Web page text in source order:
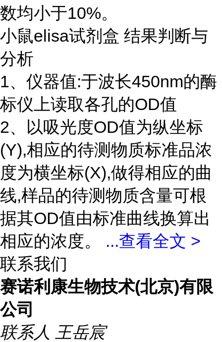
数均小于10%。
小鼠elisa试剂盒 结果判断与
分析
1、仪器值:于波长450nm的酶
标仪上读取各孔的OD值
2、以吸光度OD值为纵坐标
(Y),相应的待测物质标准品浓
度为横坐标(X),做得相应的曲
线,样品的待测物质含量可根
据其OD值由标准曲线换算出
相应的浓度。 ...查看全文 >
联系我们
赛诺利康生物技术(北京)有限
公司
联系人 王岳宸